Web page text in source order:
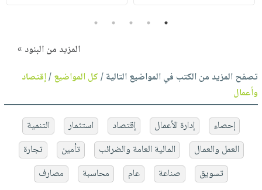
1
2
3
4
5
المزيد من البنود »
تصفح المزيد من الكتب في المواضيع التالية /كل المواضيع/إقتصاد
وأعمال
إحصاء إدارة الأعمال إقتصاد استثمار
التنمية
العمل والعمال
المالية العامة والضرائب تأمين
تجارة
تسويق
صناعة عام محاسبة مصارف